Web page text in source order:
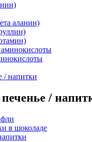
аланин)
/ напитки
/
в шоколаде